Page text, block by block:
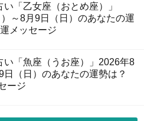
「乙女座（おとめ座）」
～8月9日（日）のあなたの運
メッセージ
い「魚座（うお座）」2026年8
日（日）のあなたの運勢は？
ージ